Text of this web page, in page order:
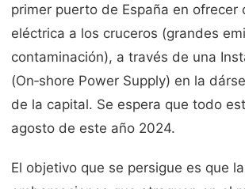
primer puerto de España en ofrecer
eléctrica a los cruceros (grandes
contaminación), a través de una
(On‐shore Power Supply) en la
de la capital. Se espera que todo
agosto de este año 2024.
El objetivo que se persigue es que